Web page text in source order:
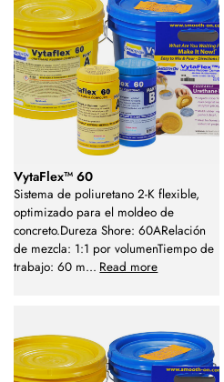
VytaFlex™ 60
Sistema de poliuretano 2-K flexible,
optimizado para el moldeo de
concreto.Dureza Shore: 60ARelación
de mezcla: 1:1 por volumenTiempo de
trabajo: 60 m... Read more